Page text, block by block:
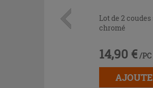
Lot de 2
chromé
14,90 € /PC